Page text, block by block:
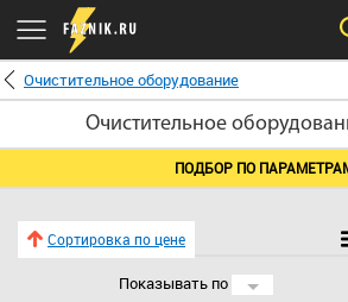
Очистительное оборудование
Очистительное
ПОДБОР ПО
Сортировка по цене
Показывать по 24